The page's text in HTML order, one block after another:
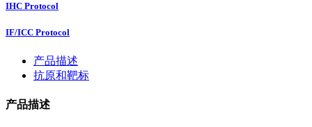
IHC Protocol
IF/ICC Protocol
产品描述
抗原和靶标
产品描述